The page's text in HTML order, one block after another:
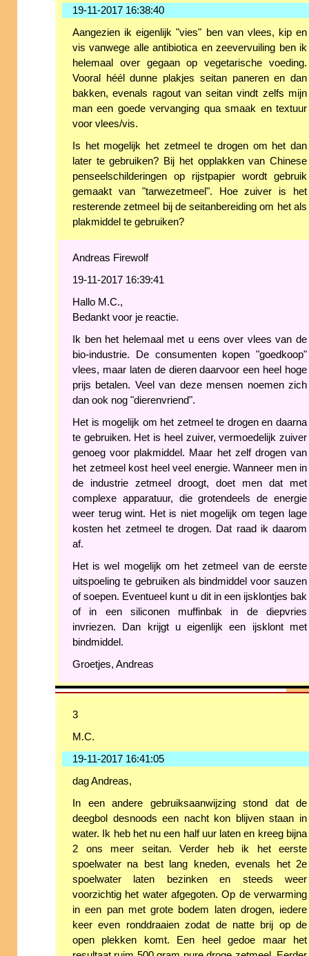
19-11-2017 16:38:40
Aangezien ik eigenlijk "vies" ben van vlees, kip en
vis vanwege alle antibiotica en zeevervuiling ben ik
helemaal over gegaan op vegetarische voeding.
Vooral héél dunne plakjes seitan paneren en dan
bakken, evenals ragout van seitan vindt zelfs mijn
man een goede vervanging qua smaak en textuur
voor vlees/vis.
Is het mogelijk het zetmeel te drogen om het dan
later te gebruiken? Bij het opplakken van Chinese
penseelschilderingen op rijstpapier wordt gebruik
gemaakt van "tarwezetmeel". Hoe zuiver is het
resterende zetmeel bij de seitanbereiding om het als
plakmiddel te gebruiken?
Andreas Firewolf
19-11-2017 16:39:41
Hallo M.C.,
Bedankt voor je reactie.
Ik ben het helemaal met u eens over vlees van de
bio-industrie. De consumenten kopen "goedkoop"
vlees, maar laten de dieren daarvoor een heel hoge
prijs betalen. Veel van deze mensen noemen zich
dan ook nog "dierenvriend".
Het is mogelijk om het zetmeel te drogen en daarna
te gebruiken. Het is heel zuiver, vermoedelijk zuiver
genoeg voor plakmiddel. Maar het zelf drogen van
het zetmeel kost heel veel energie. Wanneer men in
de industrie zetmeel droogt, doet men dat met
complexe apparatuur, die grotendeels de energie
weer terug wint. Het is niet mogelijk om tegen lage
kosten het zetmeel te drogen. Dat raad ik daarom
af.
Het is wel mogelijk om het zetmeel van de eerste
uitspoeling te gebruiken als bindmiddel voor sauzen
of soepen. Eventueel kunt u dit in een ijsklontjes bak
of in een siliconen muffinbak in de diepvries
invriezen. Dan krijgt u eigenlijk een ijsklont met
bindmiddel.
Groetjes, Andreas
3
M.C.
19-11-2017 16:41:05
dag Andreas,
In een andere gebruiksaanwijzing stond dat de
deegbol desnoods een nacht kon blijven staan in
water. Ik heb het nu een half uur laten en kreeg bijna
2 ons meer seitan. Verder heb ik het eerste
spoelwater na best lang kneden, evenals het 2e
spoelwater laten bezinken en steeds weer
voorzichtig het water afgegoten. Op de verwarming
in een pan met grote bodem laten drogen, iedere
keer even ronddraaien zodat de natte brij op de
open plekken komt. Een heel gedoe maar het